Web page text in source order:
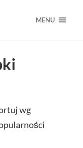
MENU
wg